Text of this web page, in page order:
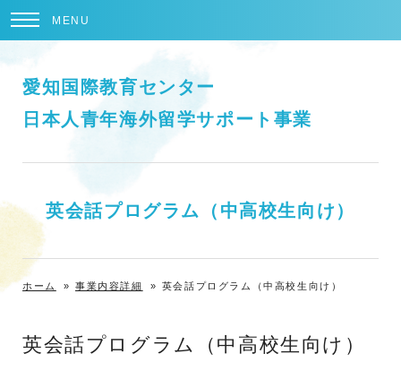
MENU
愛知国際教育センター
日本人青年海外留学サポート事業
英会話プログラム（中高校生向け）
ホーム » 事業内容詳細 » 英会話プログラム（中高校生向け）
英会話プログラム（中高校生向け）